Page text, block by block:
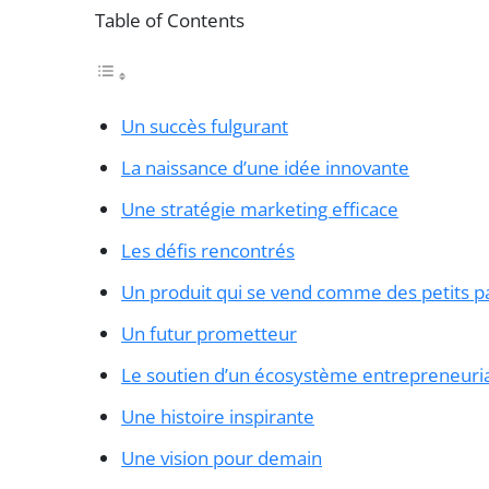
Table of Contents
Un succès fulgurant
La naissance d’une idée innovante
Une stratégie marketing efficace
Les défis rencontrés
Un produit qui se vend comme des petits
Un futur prometteur
Le soutien d’un écosystème
Une histoire inspirante
Une vision pour demain